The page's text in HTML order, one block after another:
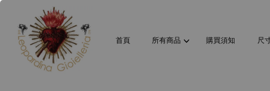
首頁 所有商品 購買須知 尺